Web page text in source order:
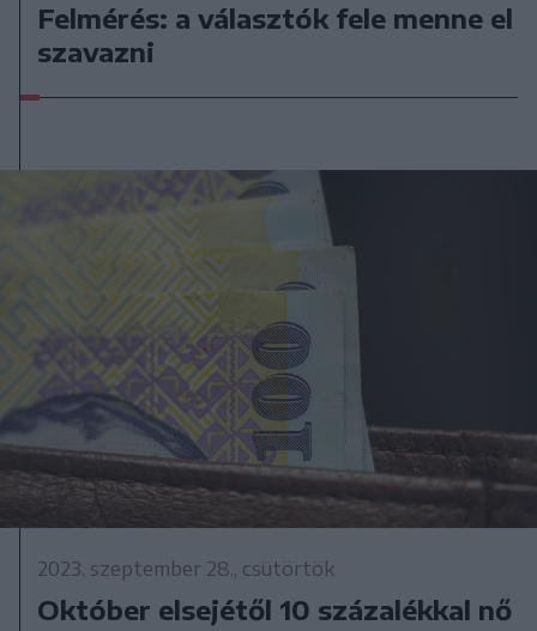
Felmérés: a választók fele menne el
szavazni
2023. szeptember 28., csütörtök
Október elsejétől 10 százalékkal nő